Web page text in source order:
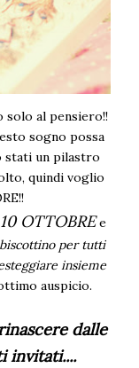
solo al pensiero!!
sogno possa
stati un pilastro
quindi voglio
OTTOBREe
per tutti
insieme
auspicio.
dalle
invitati....